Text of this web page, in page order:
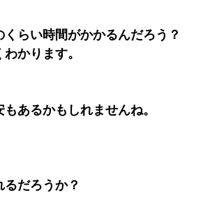
らい時間がかかるんだろう？
かります。
あるかもしれませんね。
だろうか？